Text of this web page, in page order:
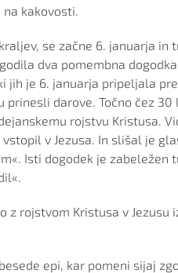
kakovosti.
se začne 6. januarja in
dva pomembna
jih je 6. januarja pripeljala
darove. Točno čez 30
rojstvu Kristusa.
v Jezusa. In slišal je
Isti dogodek je zabeležen
rojstvom Kristusa v Jezusu
epi, kar pomeni sijaj